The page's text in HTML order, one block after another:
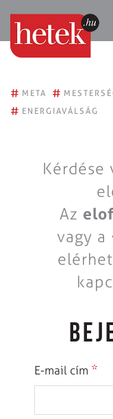
# META #
# ENERGIAVÁLSÁG
Kérdése
Az
vagy a
E-mail cím *